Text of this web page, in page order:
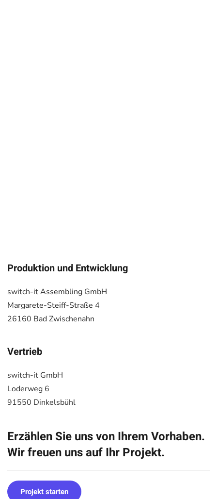
Produktion und Entwicklung
switch-it Assembling GmbH
Margarete-Steiff-Straße 4
26160 Bad Zwischenahn
Vertrieb
switch-it GmbH
Loderweg 6
91550 Dinkelsbühl
Erzählen Sie uns von Ihrem Vorhaben.
Wir freuen uns auf Ihr Projekt.
Projekt starten